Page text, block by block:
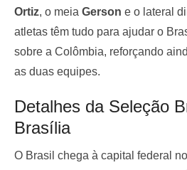
— Ligados no Fla | Flamengo
March 7, 2025
Ortiz, o meia Gerson e o lateral
atletas têm tudo para ajudar o
sobre a Colômbia, reforçando
as duas equipes.
Detalhes da Seleção
Brasília
O Brasil chega à capital federal